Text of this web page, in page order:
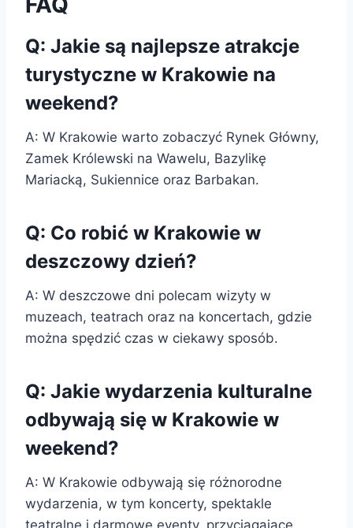
Q: Jakie są najlepsze atrakcje
turystyczne w Krakowie na
weekend?
A: W Krakowie warto zobaczyć Rynek Główny,
Zamek Królewski na Wawelu, Bazylikę
Mariacką, Sukiennice oraz Barbakan.
Q: Co robić w Krakowie w
deszczowy dzień?
A: W deszczowe dni polecam wizyty w
muzeach, teatrach oraz na koncertach, gdzie
można spędzić czas w ciekawy sposób.
Q: Jakie wydarzenia kulturalne
odbywają się w Krakowie w
weekend?
A: W Krakowie odbywają się różnorodne
wydarzenia, w tym koncerty, spektakle
teatralne i darmowe eventy, przyciągające